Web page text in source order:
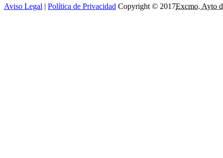
Aviso Legal | Política de Privacidad Copyright © 2017Excmo. Ayto